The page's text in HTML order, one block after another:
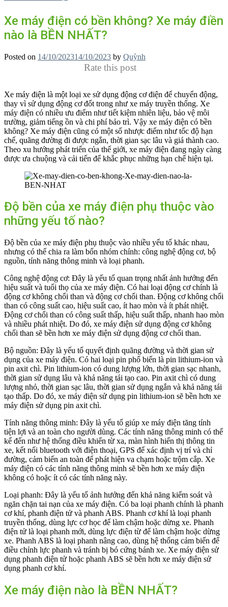
Xe máy điện có bền không? Xe máy điền
nào là BỀN NHẤT?
Posted on 14/10/202314/10/2023 by Quỳnh
Rate this post
Xe máy điện là một loại xe sử dụng động cơ điện để chuyển động,
thay vì sử dụng động cơ đốt trong như xe máy truyền thống. Xe
máy điện có nhiều ưu điểm như tiết kiệm nhiên liệu, bảo vệ môi
trường, giảm tiếng ồn và chi phí bảo trì. Vậy xe máy điện có bền
không? Xe máy điện cũng có một số nhược điểm như tốc độ hạn
chế, quãng đường đi được ngắn, thời gian sạc lâu và giá thành cao.
Theo xu hướng phát triển của thế giới, xe máy điện đang ngày càng
được ưa chuộng và cải tiến để khắc phục những hạn chế hiện tại.
Độ bền của xe máy điện phụ thuộc vào
những yếu tố nào?
Độ bền của xe máy điện phụ thuộc vào nhiều yếu tố khác nhau,
nhưng có thể chia ra làm bốn nhóm chính: công nghệ động cơ, bộ
nguồn, tính năng thông minh và loại phanh.
Công nghệ động cơ: Đây là yếu tố quan trọng nhất ảnh hưởng đến
hiệu suất và tuổi thọ của xe máy điện. Có hai loại động cơ chính là
động cơ không chổi than và động cơ chổi than. Động cơ không chổi
than có công suất cao, hiệu suất cao, ít hao mòn và ít phát nhiệt.
Động cơ chổi than có công suất thấp, hiệu suất thấp, nhanh hao mòn
và nhiều phát nhiệt. Do đó, xe máy điện sử dụng động cơ không
chổi than sẽ bền hơn xe máy điện sử dụng động cơ chổi than.
Bộ nguồn: Đây là yếu tố quyết định quãng đường và thời gian sử
dụng của xe máy điện. Có hai loại pin phổ biến là pin lithium-ion và
pin axit chì. Pin lithium-ion có dung lượng lớn, thời gian sạc nhanh,
thời gian sử dụng lâu và khả năng tái tạo cao. Pin axit chì có dung
lượng nhỏ, thời gian sạc lâu, thời gian sử dụng ngắn và khả năng tái
tạo thấp. Do đó, xe máy điện sử dụng pin lithium-ion sẽ bền hơn xe
máy điện sử dụng pin axit chì.
Tính năng thông minh: Đây là yếu tố giúp xe máy điện tăng tính
tiện lợi và an toàn cho người dùng. Các tính năng thông minh có thể
kể đến như hệ thống điều khiển từ xa, màn hình hiển thị thông tin
xe, kết nối bluetooth với điện thoại, GPS để xác định vị trí và chỉ
đường, cảm biến an toàn để phát hiện va chạm hoặc trộm cắp. Xe
máy điện có các tính năng thông minh sẽ bền hơn xe máy điện
không có hoặc ít có các tính năng này.
Loại phanh: Đây là yếu tố ảnh hưởng đến khả năng kiểm soát và
ngăn chặn tai nạn của xe máy điện. Có ba loại phanh chính là phanh
cơ khí, phanh điện tử và phanh ABS. Phanh cơ khí là loại phanh
truyền thống, dùng lực cơ học để làm chậm hoặc dừng xe. Phanh
điện tử là loại phanh mới, dùng lực điện từ để làm chậm hoặc dừng
xe. Phanh ABS là loại phanh nâng cao, dùng hệ thống cảm biến để
điều chỉnh lực phanh và tránh bị bó cứng bánh xe. Xe máy điện sử
dụng phanh điện tử hoặc phanh ABS sẽ bền hơn xe máy điện sử
dụng phanh cơ khí.
Xe máy điện nào là BỀN NHẤT?